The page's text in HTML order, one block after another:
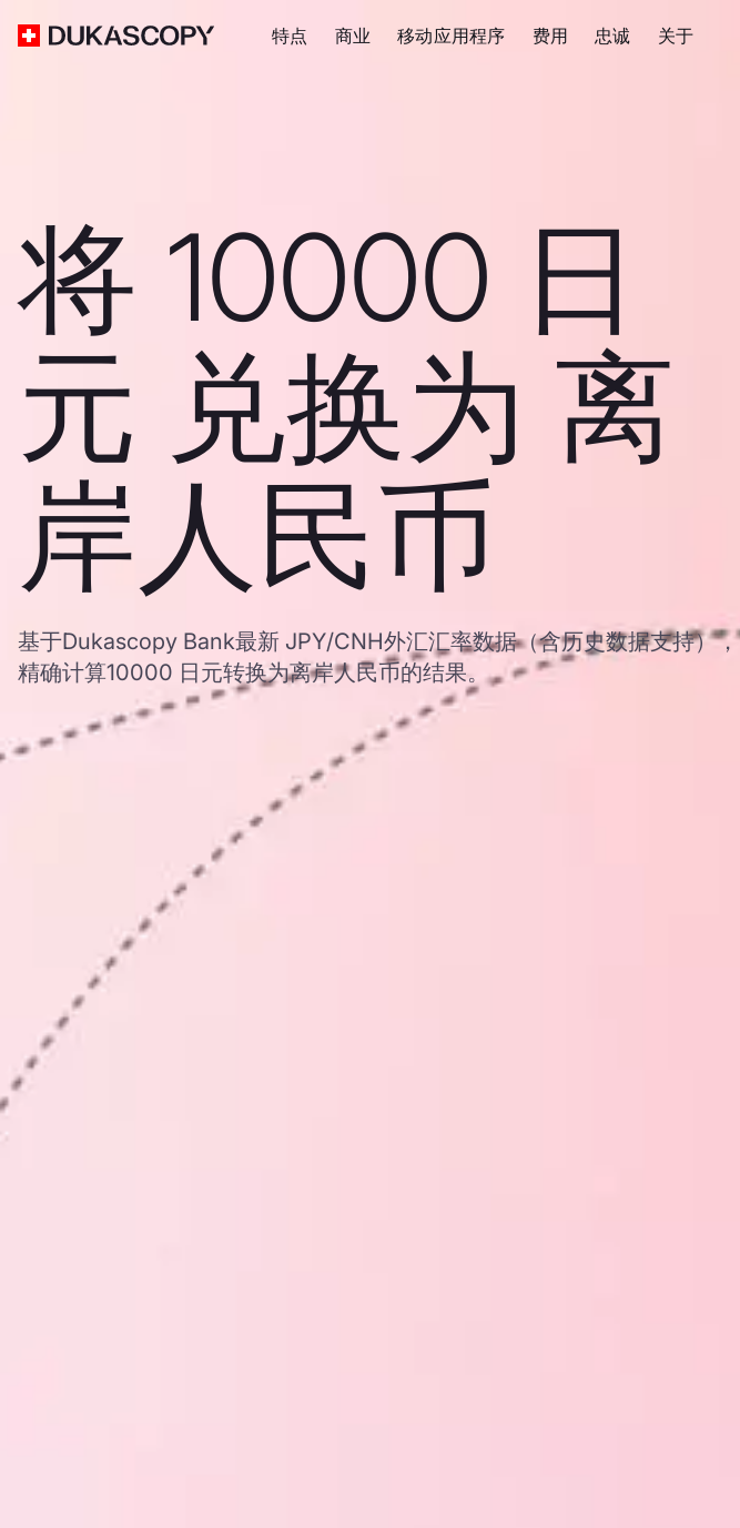
特点 商业 移动应用程序 费用 忠诚 关于
将 10000 日
元 兑换为 离
岸人民币
基于Dukascopy Bank最新 JPY/CNH外汇汇率数据（含历史数据支持），
精确计算10000 日元转换为离岸人民币的结果。